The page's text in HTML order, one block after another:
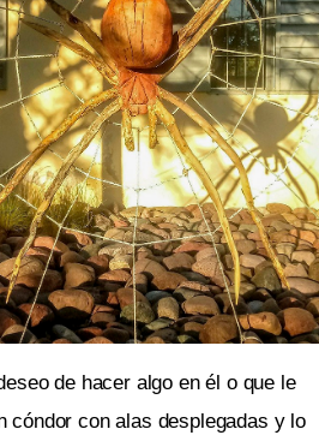
de hacer algo en él o que le
cóndor con alas desplegadas y lo